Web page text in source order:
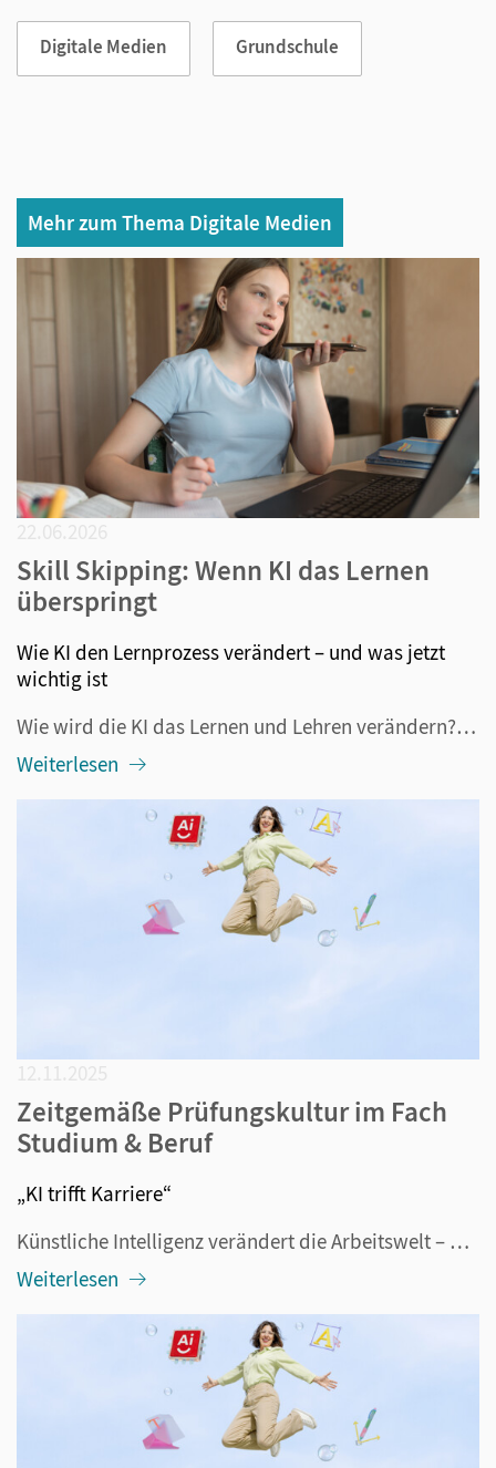
Digitale Medien Grundschule
Mehr zum Thema Digitale Medien
Skill Skipping: Wenn KI das Lernen
überspringt
Wie KI den Lernprozess verändert – und was jetzt
wichtig ist
Wie wird die KI das Lernen und Lehren verändern? Diese Frage beschäftigt alle im Bildungsbereich Tätigen seit mehr als drei Jahren, nämlich seitdem ChatGPT veröffentlicht wurde. Längst ist klar: Die generative KI ist nicht mehr aus dem Alltag – also auch nicht aus der Schule – wegzudenken. Darüber h...
Weiterlesen
Zeitgemäße Prüfungskultur im Fach
Studium & Beruf
„KI trifft Karriere“
Künstliche Intelligenz verändert die Arbeitswelt – und mit ihr auch den Bewerbungsprozess. Was vor wenigen Jahren noch nach Zukunftsmusik klang, ist heute längst Realität: Immer mehr Unternehmen nutzen KI-gestützte Systeme zur Sichtung von Bewerbungsunterlagen, während Bewerber/-innen selbst KI eins...
Weiterlesen